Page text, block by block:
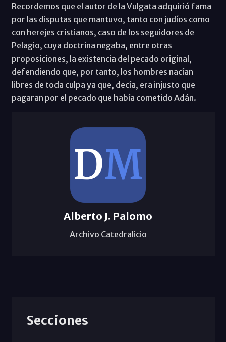
Recordemos que el autor de la Vulgata adquirió fama
por las disputas que mantuvo, tanto con judíos como
con herejes cristianos, caso de los seguidores de
Pelagio, cuya doctrina negaba, entre otras
proposiciones, la existencia del pecado original,
defendiendo que, por tanto, los hombres nacían
libres de toda culpa ya que, decía, era injusto que
pagaran por el pecado que había cometido Adán.
Alberto J. Palomo
Archivo Catedralicio
Secciones